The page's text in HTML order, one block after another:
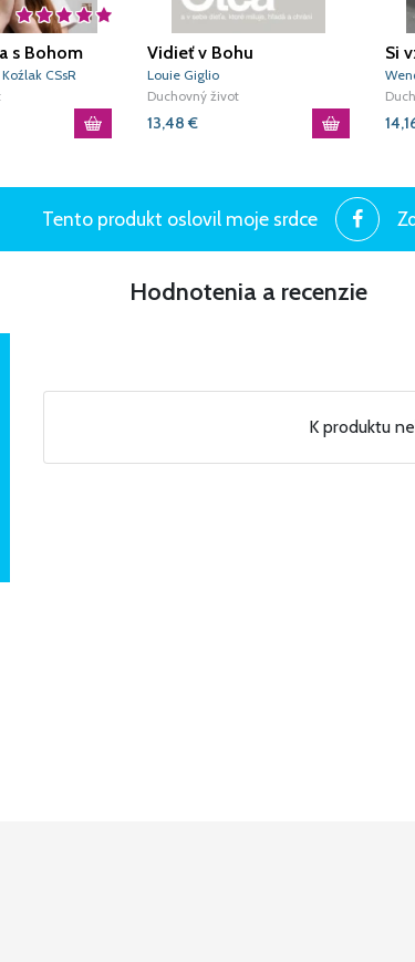
s Bohom
CSsR
Vidieť v Bohu
dokonalého Otca
Louie Giglio
Duchovný život
13,48 €
Si
Tento produkt oslovil moje srdce
Hodnotenia a recenzie
K produktu